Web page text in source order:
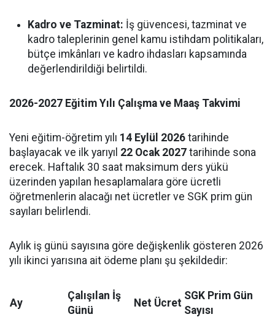
Kadro ve Tazminat: İş güvencesi, tazminat ve
kadro taleplerinin genel kamu istihdam politikaları,
bütçe imkânları ve kadro ihdasları kapsamında
değerlendirildiği belirtildi.
2026-2027 Eğitim Yılı Çalışma ve Maaş Takvimi
Yeni eğitim-öğretim yılı 14 Eylül 2026 tarihinde
başlayacak ve ilk yarıyıl 22 Ocak 2027 tarihinde sona
erecek. Haftalık 30 saat maksimum ders yükü
üzerinden yapılan hesaplamalara göre ücretli
öğretmenlerin alacağı net ücretler ve SGK prim gün
sayıları belirlendi.
Aylık iş günü sayısına göre değişkenlik gösteren 2026
yılı ikinci yarısına ait ödeme planı şu şekildedir:
Ay
Çalışılan İş
Günü
Net Ücret
SGK Prim Gün
Sayısı